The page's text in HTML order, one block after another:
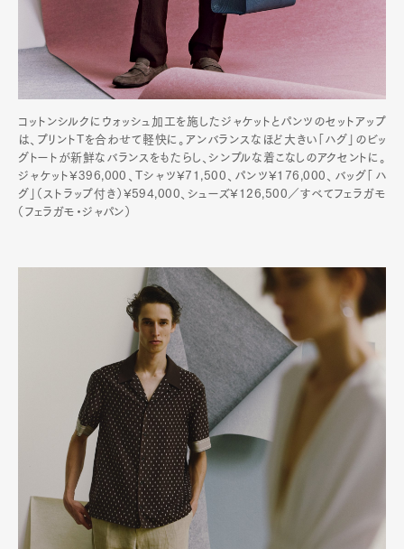
Pen Meet
Pen international
コットンシルクにウォッシュ加工を施したジャケットとパンツのセットアップ
は、プリントTを合わせて軽快に。アンバランスなほど大きい「ハグ」のビッ
グトートが新鮮なバランスをもたらし、シンプルな着こなしのアクセントに。
ジャケット¥396,000、Tシャツ¥71,500、パンツ¥176,000、バッグ「ハ
グ」（ストラップ付き）¥594,000、シューズ¥126,500／すべてフェラガモ
（フェラガモ・ジャパン）